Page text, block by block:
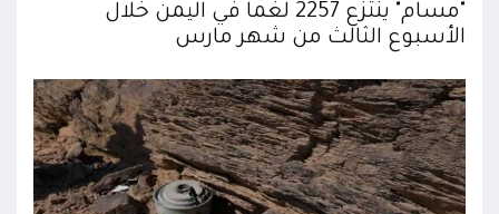
"مسام" ينتزع 2257 لغما في اليمن خلال
الأسبوع الثالث من شهر مارس